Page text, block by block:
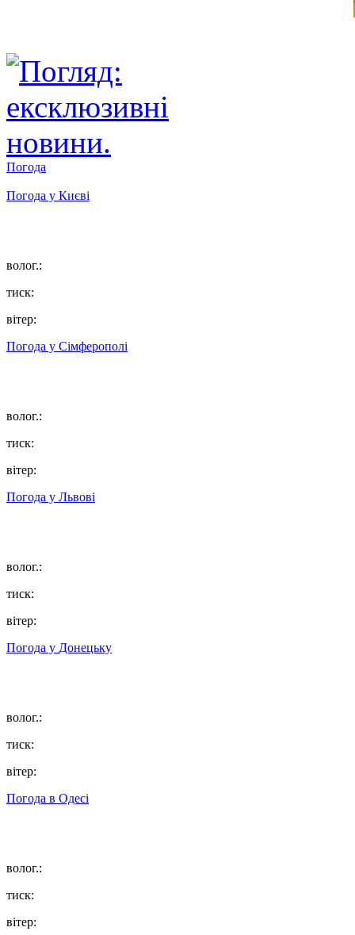
Погода
Погода у Києві
волог.:
тиск:
вітер:
Погода у Сімферополі
волог.:
тиск:
вітер:
Погода у Львові
волог.:
тиск:
вітер:
Погода у Донецьку
волог.:
тиск:
вітер:
Погода в Одесі
волог.:
тиск:
вітер: